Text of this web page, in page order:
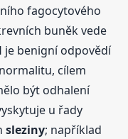
fagocytového
buněk vede
je benigní odpovědí
cílem
být odhalení
u řady
sleziny; například